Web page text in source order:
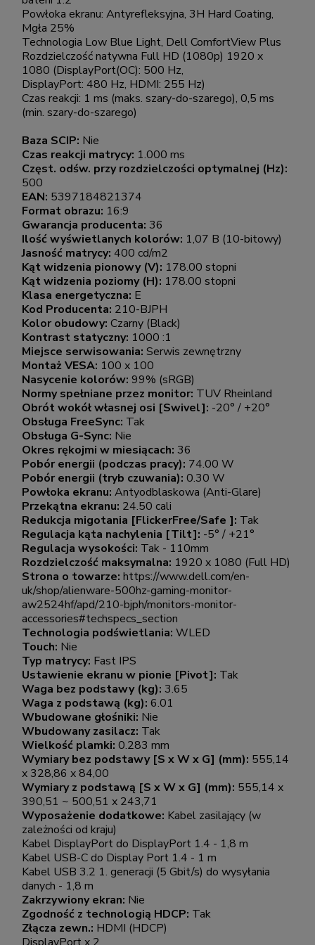
Powłoka ekranu: Antyrefleksyjna, 3H Hard Coating,
Mgła 25%
Technologia Low Blue Light, Dell ComfortView Plus
Rozdzielczość natywna Full HD (1080p) 1920 x
1080 (DisplayPort(OC): 500 Hz,
DisplayPort: 480 Hz, HDMI: 255 Hz)
Czas reakcji: 1 ms (maks. szary-do-szarego), 0,5 ms
(min. szary-do-szarego)
Baza SCIP: Nie
Czas reakcji matrycy: 1.000 ms
Częst. odśw. przy rozdzielczości optymalnej (Hz):
500
EAN: 5397184821374
Format obrazu: 16:9
Gwarancja producenta: 36
Ilość wyświetlanych kolorów: 1,07 B (10-bitowy)
Jasność matrycy: 400 cd/m2
Kąt widzenia pionowy (V): 178.00 stopni
Kąt widzenia poziomy (H): 178.00 stopni
Klasa energetyczna: E
Kod Producenta: 210-BJPH
Kolor obudowy: Czarny (Black)
Kontrast statyczny: 1000 :1
Miejsce serwisowania: Serwis zewnętrzny
Montaż VESA: 100 x 100
Nasycenie kolorów: 99% (sRGB)
Normy spełniane przez monitor: TUV Rheinland
Obrót wokół własnej osi [Swivel]: -20° / +20°
Obsługa FreeSync: Tak
Obsługa G-Sync: Nie
Okres rękojmi w miesiącach: 36
Pobór energii (podczas pracy): 74.00 W
Pobór energii (tryb czuwania): 0.30 W
Powłoka ekranu: Antyodblaskowa (Anti-Glare)
Przekątna ekranu: 24.50 cali
Redukcja migotania [FlickerFree/Safe ]: Tak
Regulacja kąta nachylenia [Tilt]: -5° / +21°
Regulacja wysokości: Tak - 110mm
Rozdzielczość maksymalna: 1920 x 1080 (Full HD)
Strona o towarze: https://www.dell.com/en-
uk/shop/alienware-500hz-gaming-monitor-
aw2524hf/apd/210-bjph/monitors-monitor-
accessories#techspecs_section
Technologia podświetlania: WLED
Touch: Nie
Typ matrycy: Fast IPS
Ustawienie ekranu w pionie [Pivot]: Tak
Waga bez podstawy (kg): 3.65
Waga z podstawą (kg): 6.01
Wbudowane głośniki: Nie
Wbudowany zasilacz: Tak
Wielkość plamki: 0.283 mm
Wymiary bez podstawy [S x W x G] (mm): 555,14
x 328,86 x 84,00
Wymiary z podstawą [S x W x G] (mm): 555,14 x
390,51 ~ 500,51 x 243,71
Wyposażenie dodatkowe: Kabel zasilający (w
zależności od kraju)
Kabel DisplayPort do DisplayPort 1.4 - 1,8 m
Kabel USB-C do Display Port 1.4 - 1 m
Kabel USB 3.2 1. generacji (5 Gbit/s) do wysyłania
danych - 1,8 m
Zakrzywiony ekran: Nie
Zgodność z technologią HDCP: Tak
Złącza zewn.: HDMI (HDCP)